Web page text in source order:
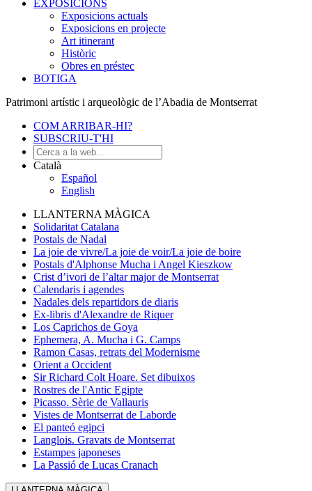
EXPOSICIONS
Exposicions actuals
Exposicions en projecte
Art itinerant
Històric
Obres en préstec
BOTIGA
Patrimoni artístic i arqueològic de l’Abadia de Montserrat
COM ARRIBAR-HI?
SUBSCRIU-T'HI
Català
Español
English
LLANTERNA MÀGICA
Solidaritat Catalana
Postals de Nadal
La joie de vivre/La joie de voir/La joie de boire
Postals d'Alphonse Mucha i Angel Kieszkow
Crist d’ivori de l’altar major de Montserrat
Calendaris i agendes
Nadales dels repartidors de diaris
Ex-libris d'Alexandre de Riquer
Los Caprichos de Goya
Ephemera, A. Mucha i G. Camps
Ramon Casas, retrats del Modernisme
Orient a Occident
Sir Richard Colt Hoare. Set dibuixos
Rostres de l'Antic Egipte
Picasso. Sèrie de Vallauris
Vistes de Montserrat de Laborde
El panteó egipci
Langlois. Gravats de Montserrat
Estampes japoneses
La Passió de Lucas Cranach